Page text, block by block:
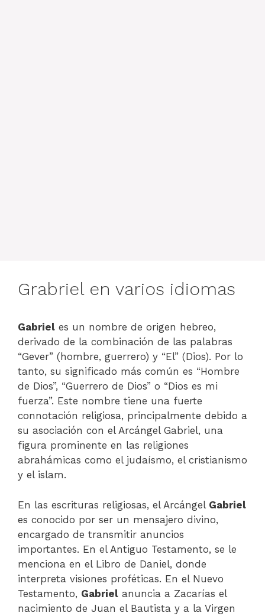
Grabriel en varios idiomas
Gabriel es un nombre de origen hebreo,
derivado de la combinación de las palabras
“Gever” (hombre, guerrero) y “El” (Dios). Por lo
tanto, su significado más común es “Hombre
de Dios”, “Guerrero de Dios” o “Dios es mi
fuerza”. Este nombre tiene una fuerte
connotación religiosa, principalmente debido a
su asociación con el Arcángel Gabriel, una
figura prominente en las religiones
abrahámicas como el judaísmo, el cristianismo
y el islam.
En las escrituras religiosas, el Arcángel Gabriel
es conocido por ser un mensajero divino,
encargado de transmitir anuncios
importantes. En el Antiguo Testamento, se le
menciona en el Libro de Daniel, donde
interpreta visiones proféticas. En el Nuevo
Testamento, Gabriel anuncia a Zacarías el
nacimiento de Juan el Bautista y a la Virgen